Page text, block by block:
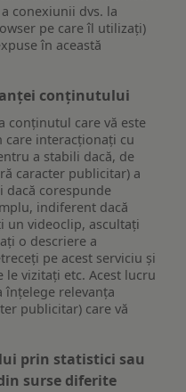
conexiunii dvs. la
pe care îl utilizați)
în această
conținutului
conținutul care vă este
care interacționați cu
a stabili dacă, de
caracter publicitar) a
dacă corespunde
indiferent dacă
un videoclip, ascultați
o descriere a
pe acest serviciu și
le vizitați etc. Acest lucru
relevanța
publicitar) care vă
prin statistici sau
surse diferite